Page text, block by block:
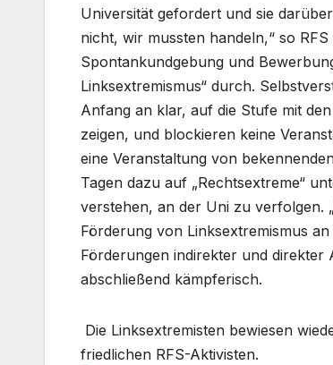
Universität gefordert und sie
nicht, wir mussten handeln,“ so
Spontankundgebung und
Linksextremismus“ durch.
Anfang an klar, auf die Stufe mit
zeigen, und blockieren keine
eine Veranstaltung von
Tagen dazu auf „Rechtsextreme“
verstehen, an der Uni zu verfolgen.
Förderung von Linksextremismus
Förderungen indirekter und direkter
abschließend kämpferisch.
Die Linksextremisten bewiesen
friedlichen RFS-Aktivisten.